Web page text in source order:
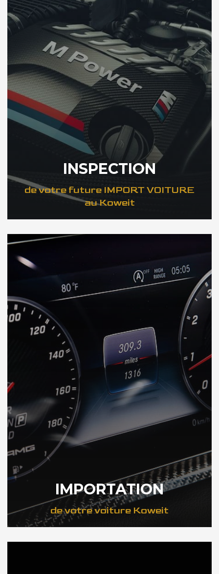
INSPECTION
de votre future IMPORT VOITURE
au Koweit
DÉCOUVREZ VOTRE INSPECTION AUTO au Koweit
IMPORTATION
de votre voiture Koweit